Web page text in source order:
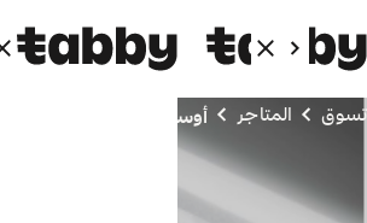
تسوق المتاجر أوسكار سمارت للإلكترونيات